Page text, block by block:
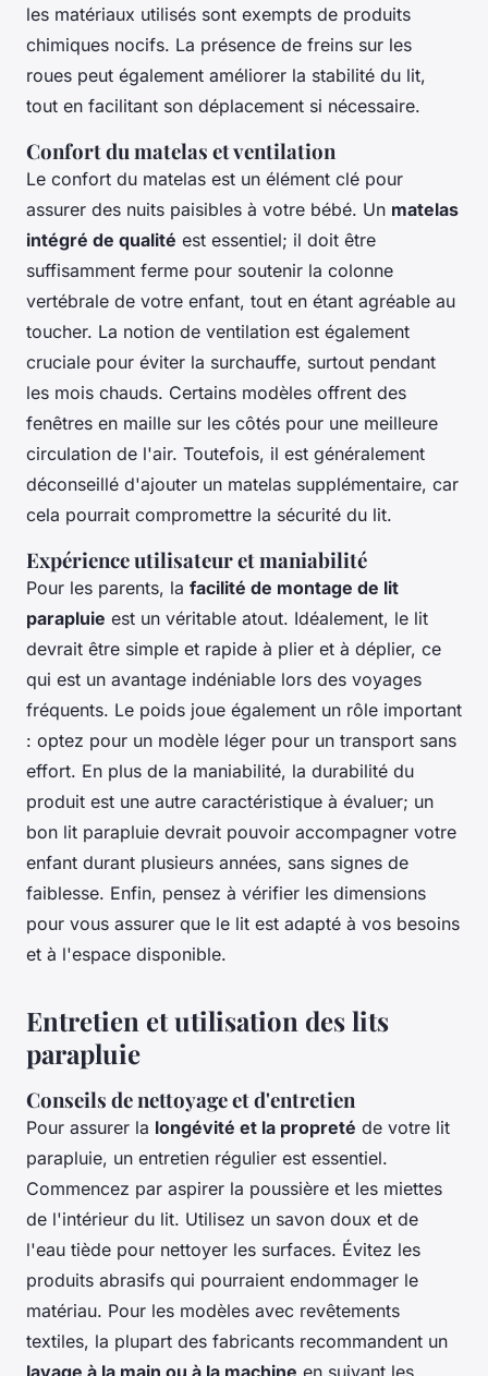
les matériaux utilisés sont exempts de produits
chimiques nocifs. La présence de freins sur les
roues peut également améliorer la stabilité du lit,
tout en facilitant son déplacement si nécessaire.
Confort du matelas et ventilation
Le confort du matelas est un élément clé pour
assurer des nuits paisibles à votre bébé. Un matelas
intégré de qualité est essentiel; il doit être
suffisamment ferme pour soutenir la colonne
vertébrale de votre enfant, tout en étant agréable au
toucher. La notion de ventilation est également
cruciale pour éviter la surchauffe, surtout pendant
les mois chauds. Certains modèles offrent des
fenêtres en maille sur les côtés pour une meilleure
circulation de l'air. Toutefois, il est généralement
déconseillé d'ajouter un matelas supplémentaire, car
cela pourrait compromettre la sécurité du lit.
Expérience utilisateur et maniabilité
Pour les parents, la facilité de montage de lit
parapluie est un véritable atout. Idéalement, le lit
devrait être simple et rapide à plier et à déplier, ce
qui est un avantage indéniable lors des voyages
fréquents. Le poids joue également un rôle important
: optez pour un modèle léger pour un transport sans
effort. En plus de la maniabilité, la durabilité du
produit est une autre caractéristique à évaluer; un
bon lit parapluie devrait pouvoir accompagner votre
enfant durant plusieurs années, sans signes de
faiblesse. Enfin, pensez à vérifier les dimensions
pour vous assurer que le lit est adapté à vos besoins
et à l'espace disponible.
Entretien et utilisation des lits
parapluie
Conseils de nettoyage et d'entretien
Pour assurer la longévité et la propreté de votre lit
parapluie, un entretien régulier est essentiel.
Commencez par aspirer la poussière et les miettes
de l'intérieur du lit. Utilisez un savon doux et de
l'eau tiède pour nettoyer les surfaces. Évitez les
produits abrasifs qui pourraient endommager le
matériau. Pour les modèles avec revêtements
textiles, la plupart des fabricants recommandent un
lavage à la main ou à la machine en suivant les